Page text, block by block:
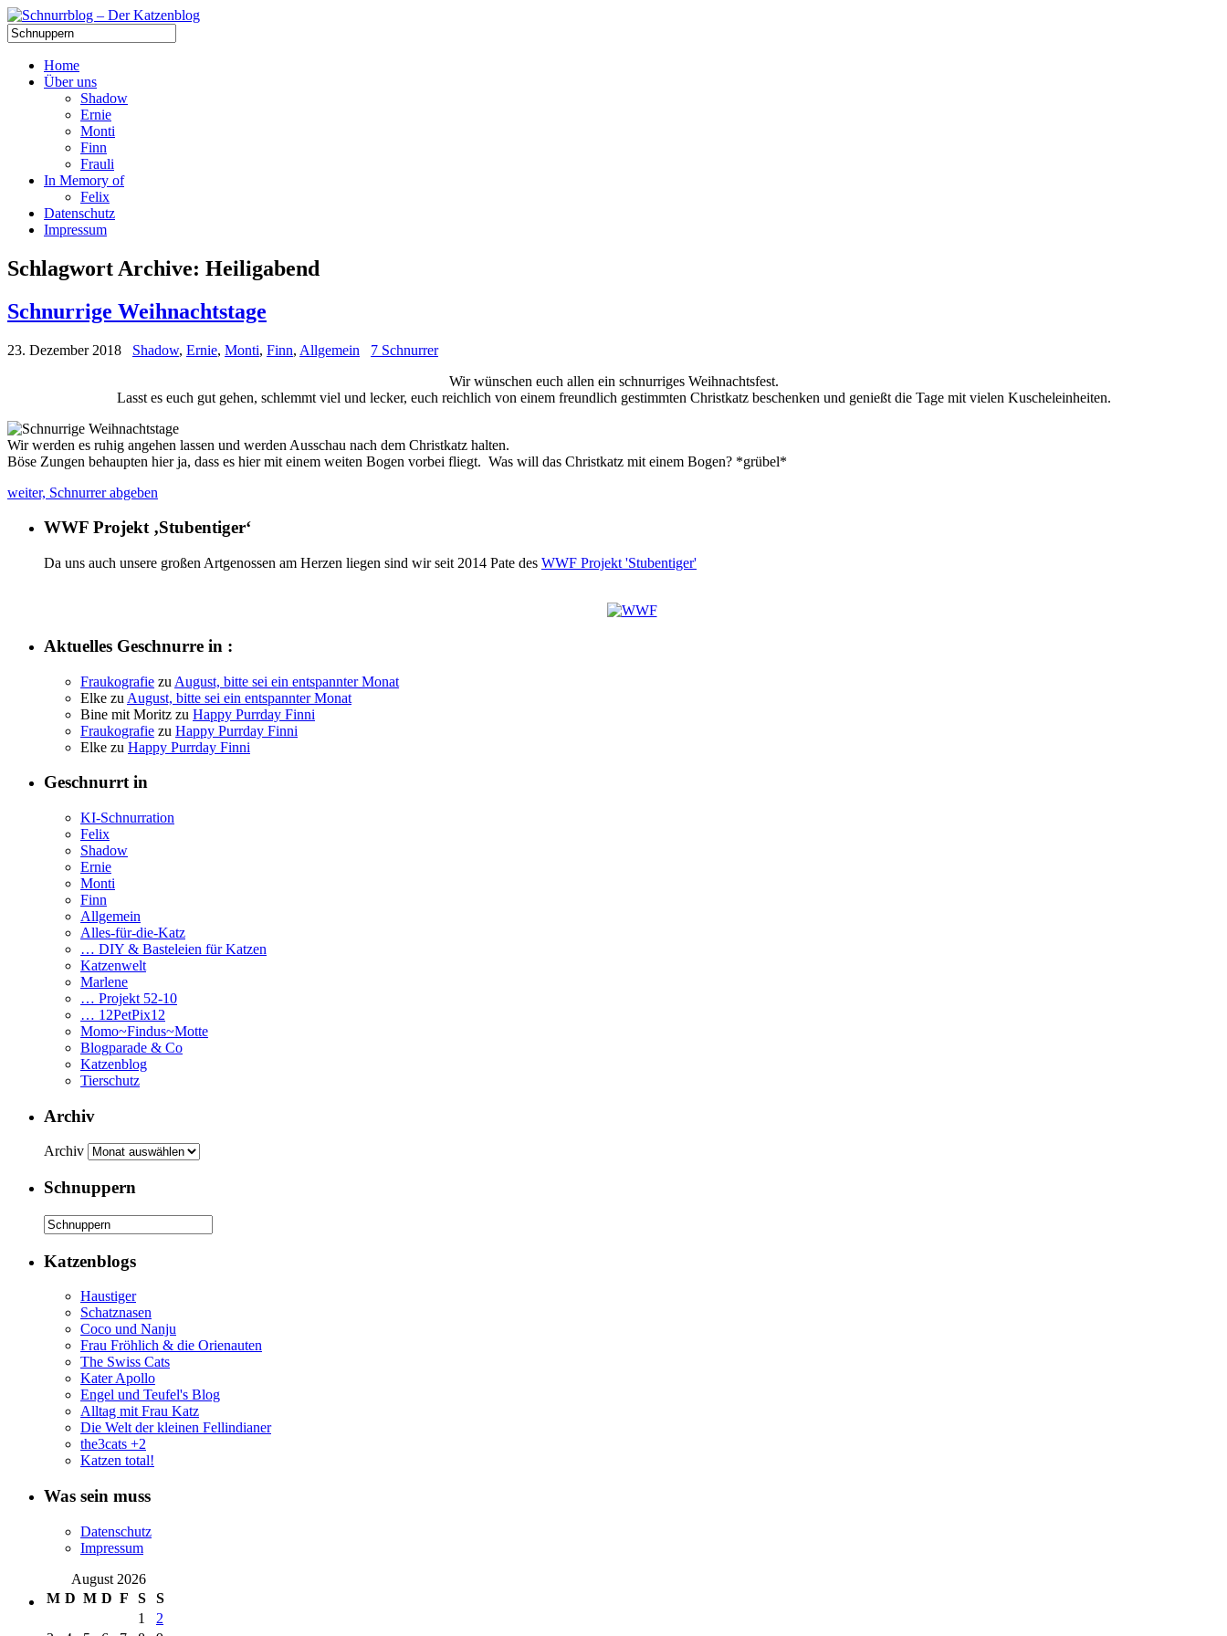
Home
Über uns
Shadow
Ernie
Monti
Finn
Frauli
In Memory of
Felix
Datenschutz
Impressum
Schlagwort Archive: Heiligabend
Schnurrige Weihnachtstage
23. Dezember 2018 Shadow, Ernie, Monti, Finn, Allgemein
7 Schnurrer
Wir wünschen euch allen ein schnurriges Weihnachtsfest.
Lasst es euch gut gehen, schlemmt viel und lecker, euch reichlich von einem freundlich gestimmten Christkatz beschenken und genießt die Tage mit vielen Kuscheleinheiten.
Wir werden es ruhig angehen lassen und werden Ausschau nach dem Christkatz halten.
Böse Zungen behaupten hier ja, dass es hier mit einem weiten Bogen vorbei fliegt. Was will das Christkatz mit einem Bogen? *grübel*
weiter, Schnurrer abgeben
WWF Projekt ‚Stubentiger‘
Da uns auch unsere großen Artgenossen am Herzen liegen sind wir seit 2014 Pate des WWF Projekt 'Stubentiger'
Aktuelles Geschnurre in :
Fraukografie zu August, bitte sei ein entspannter Monat
Elke zu August, bitte sei ein entspannter Monat
Bine mit Moritz zu Happy Purrday Finni
Fraukografie zu Happy Purrday Finni
Elke zu Happy Purrday Finni
Geschnurrt in
KI-Schnurration
Felix
Shadow
Ernie
Monti
Finn
Allgemein
Alles-für-die-Katz
… DIY & Basteleien für Katzen
Katzenwelt
Marlene
… Projekt 52-10
… 12PetPix12
Momo~Findus~Motte
Blogparade & Co
Katzenblog
Tierschutz
Archiv
Archiv
Schnuppern
Katzenblogs
Haustiger
Schatznasen
Coco und Nanju
Frau Fröhlich & die Orienauten
The Swiss Cats
Kater Apollo
Engel und Teufel's Blog
Alltag mit Frau Katz
Die Welt der kleinen Fellindianer
the3cats +2
Katzen total!
Was sein muss
Datenschutz
Impressum
August 2026
M D M D F S
S
1
2